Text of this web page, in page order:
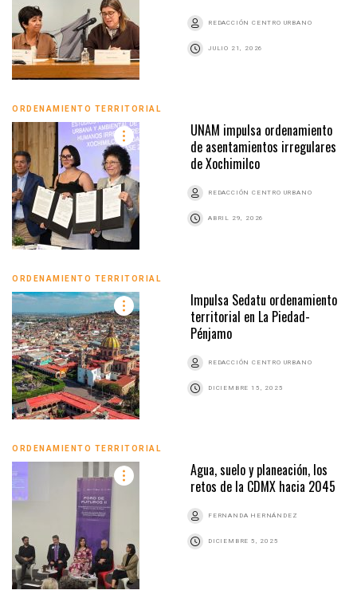
REDACCIÓN CENTRO URBANO
JULIO 21, 2026
ORDENAMIENTO TERRITORIAL
UNAM impulsa ordenamiento
de asentamientos irregulares
de Xochimilco
REDACCIÓN CENTRO URBANO
ABRIL 29, 2026
ORDENAMIENTO TERRITORIAL
Impulsa Sedatu ordenamiento
territorial en La Piedad-
Pénjamo
REDACCIÓN CENTRO URBANO
DICIEMBRE 15, 2025
ORDENAMIENTO TERRITORIAL
Agua, suelo y planeación, los
retos de la CDMX hacia 2045
FERNANDA HERNÁNDEZ
DICIEMBRE 5, 2025